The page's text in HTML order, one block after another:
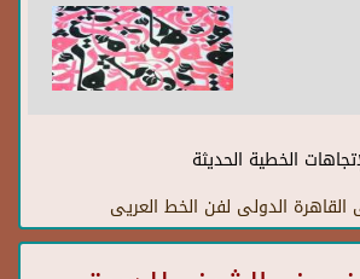
الخطية الحديثة
القاهرة الدولى لفن الخط العريى